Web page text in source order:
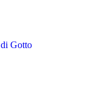
Gotto